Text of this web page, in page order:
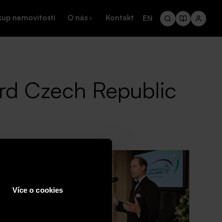
Více o cookies
nemovitostí O nás Kontakt EN
Czech Republic
se
získání
13. března